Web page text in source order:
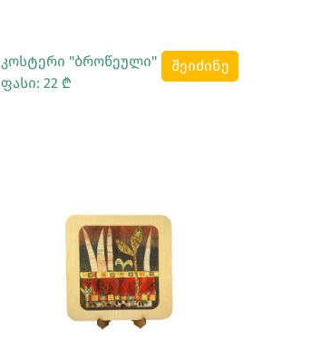
კოსტერი "ბროწეული"
ფასი: 22 ₾
შეიძინე
Სრულად Ნახვა